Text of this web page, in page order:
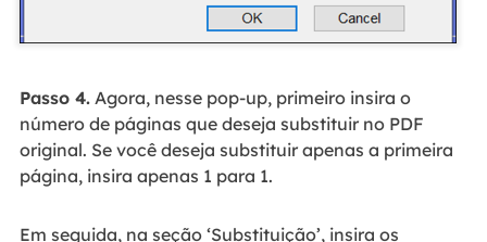
Passo 4.Agora, nesse pop-up, primeiro insira o
número de páginas que deseja substituir no PDF
original. Se você deseja substituir apenas a primeira
página, insira apenas 1 para 1.
Em seguida, na seção ‘Substituição’, insira os